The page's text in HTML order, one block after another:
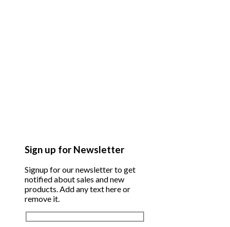
Sign up for Newsletter
Signup for our newsletter to get
notified about sales and new
products. Add any text here or
remove it.